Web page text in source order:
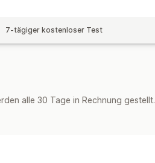
7-tägiger kostenloser Test
alle 30 Tage in Rechnung gestellt.